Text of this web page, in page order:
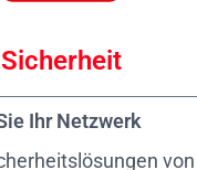
Sicherheit
Ihr Netzwerk
von